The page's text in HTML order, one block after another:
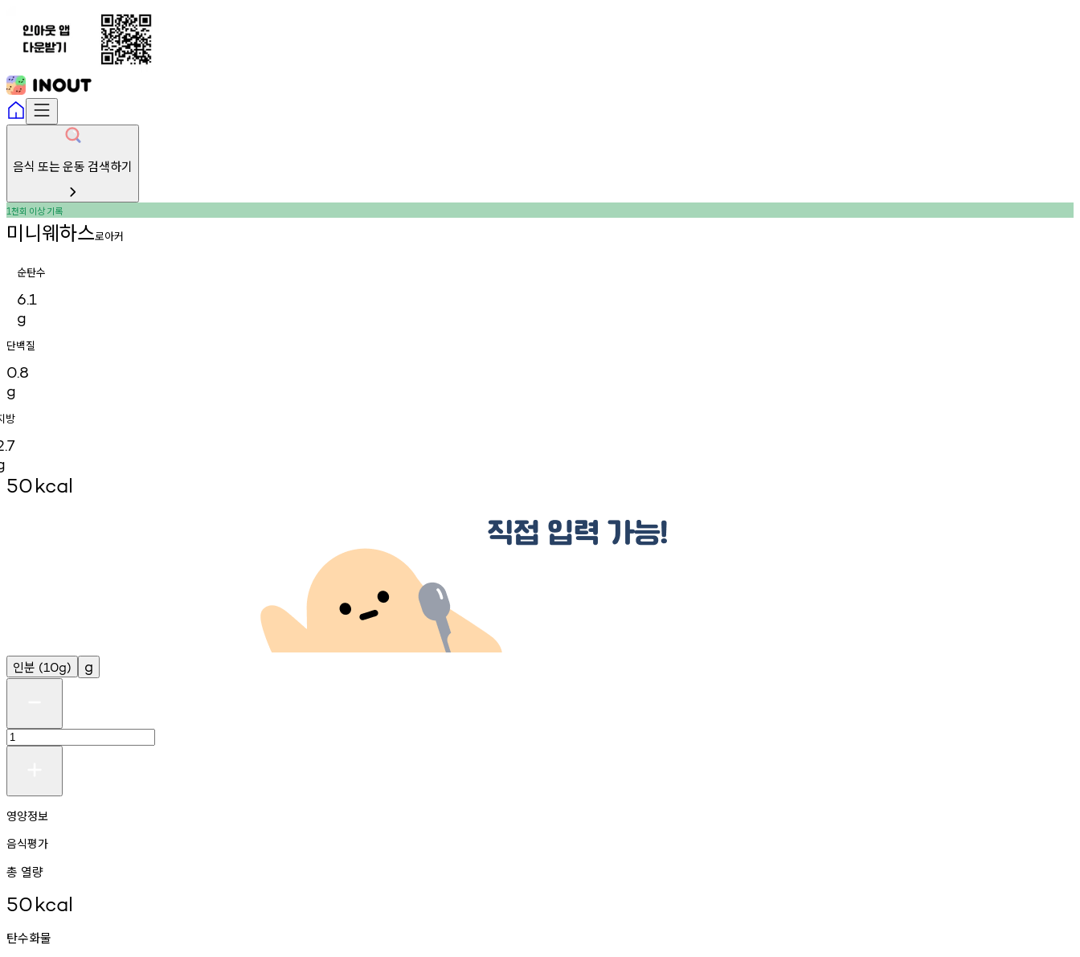
음식 또는 운동 검색하기
1천회 이상기록
미니웨하스로아커
순탄수
6.1
g
단백질
0.8
g
방
50kcal
인분 (10g) g
영양정보
음식평가
총 열량
50kcal
탄수화물